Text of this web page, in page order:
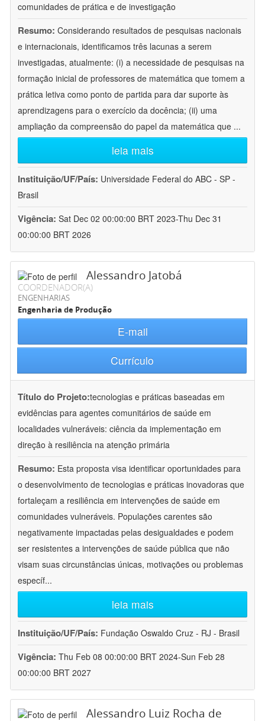
comunidades de prática e de investigação
Resumo: Considerando resultados de pesquisas nacionais
e internacionais, identificamos três lacunas a serem
investigadas, atualmente: (i) a necessidade de pesquisas na
formação inicial de professores de matemática que tomem a
prática letiva como ponto de partida para dar suporte às
aprendizagens para o exercício da docência; (ii) uma
ampliação da compreensão do papel da matemática que ...
leia mais
Instituição/UF/País: Universidade Federal do ABC - SP -
Brasil
Vigência: Sat Dec 02 00:00:00 BRT 2023-Thu Dec 31
00:00:00 BRT 2026
Alessandro Jatobá
COORDENADOR(A)
ENGENHARIAS
Engenharia de Produção
E-mail
Currículo
Título do Projeto:tecnologias e práticas baseadas em
evidências para agentes comunitários de saúde em
localidades vulneráveis: ciência da implementação em
direção à resiliência na atenção primária
Resumo: Esta proposta visa identificar oportunidades para
o desenvolvimento de tecnologias e práticas inovadoras que
fortaleçam a resiliência em intervenções de saúde em
comunidades vulneráveis. Populações carentes são
negativamente impactadas pelas desigualdades e podem
ser resistentes a intervenções de saúde pública que não
visam suas circunstâncias únicas, motivações ou problemas
específ...
leia mais
Instituição/UF/País: Fundação Oswaldo Cruz - RJ - Brasil
Vigência: Thu Feb 08 00:00:00 BRT 2024-Sun Feb 28
00:00:00 BRT 2027
Alessandro Luiz Rocha de